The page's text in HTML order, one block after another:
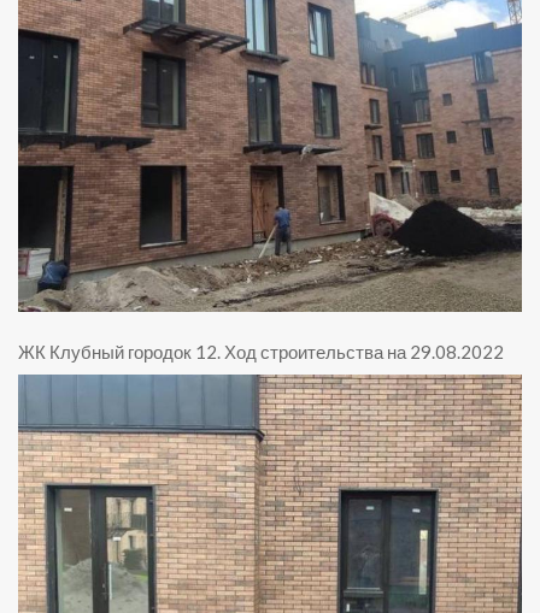
ЖК Клубный городок 12. Ход строительства на 29.08.2022